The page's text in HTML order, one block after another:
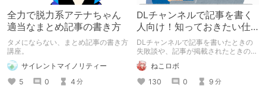
全力で脱力系アテナちゃん
適当なまとめ記事の書き方
タメにならない、まとめ記事の書き方
講座。
サイレントマイノリティー
5
0 4 分
DLチャンネルで記事を書く
人向け！知っておきたい仕
様などの総まとめ
DLチャンネルで記事を書いたときの
失敗談や、記事が掲載されたときの仕
様などの情報を共有したいと思いま
す。 2020/12/1 「人気まとめ」「関
連まとめ」についての情報を追記しま
した。
ねこロボ
130
0 9 分